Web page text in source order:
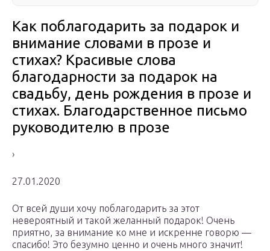
Как поблагодарить за подарок и
внимание словами в прозе и
стихах? Красивые слова
благодарности за подарок на
свадьбу, день рождения в прозе и
стихах. Благодарственное письмо
руководителю в прозе
›
27.01.2020
От всей души хочу поблагодарить за этот
невероятный и такой желанный подарок! Очень
приятно, за внимание ко мне и искренне говорю —
спасибо! Это безумно ценно и очень много значит!